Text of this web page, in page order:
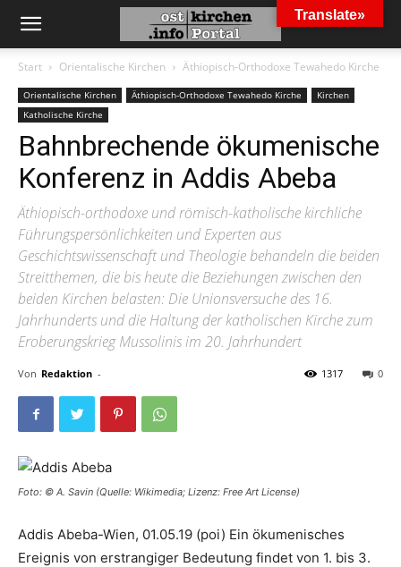
Start Orientalische Kirchen Äthiopisch-Orthodoxe Tewahedo Kirche
Orientalische Kirchen Äthiopisch-Orthodoxe Tewahedo Kirche
Kirchen
Katholische Kirche
Bahnbrechende ökumenische
Konferenz in Addis Abeba
Äthiopisch-orthodoxe und römisch-katholische kirchliche
Führungspersönlichkeiten und Experten aus
Geschichtswissenschaft und Theologie behandeln die beiden
Streitthemen, die bis heute die Beziehungen zwischen den
beiden Kirchen belasten: Die Unionsversuche des 16.
Jahrhunderts und die Haltung der katholischen Kirche zum
Eroberungskrieg Mussolinis im 20. Jahrhundert
Von Redaktion - 0
1317
Foto: © A. Savin (Quelle: Wikimedia; Lizenz: Free Art License)
Addis Abeba-Wien, 01.05.19 (poi) Ein ökumenisches
Ereignis von erstrangiger Bedeutung findet von 1. bis 3.
Translate»